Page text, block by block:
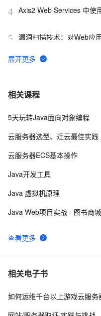
4 Axis2 Web Services 中使
5 漏洞扫描技术：对Web应
6
7 ctfshow-WEB-web14( 利
8 Python：使用PyJWT实现
10RDIFramework.NET开发
相关课程
查看更多
5天玩转Java面向对象编程
云服务器选型、迁云最佳实践
云服务器ECS基本操作
Java开发工具
Java 虚拟机原理
Java Web项目实战 - 图书商城
相关电子书
如何运维千台以上游戏云服务